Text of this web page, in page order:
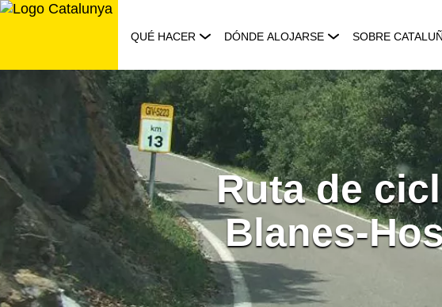
Saltar
QUÉ HACER DÓNDE ALOJARSE SOBRE
Ruta de
Blanes-